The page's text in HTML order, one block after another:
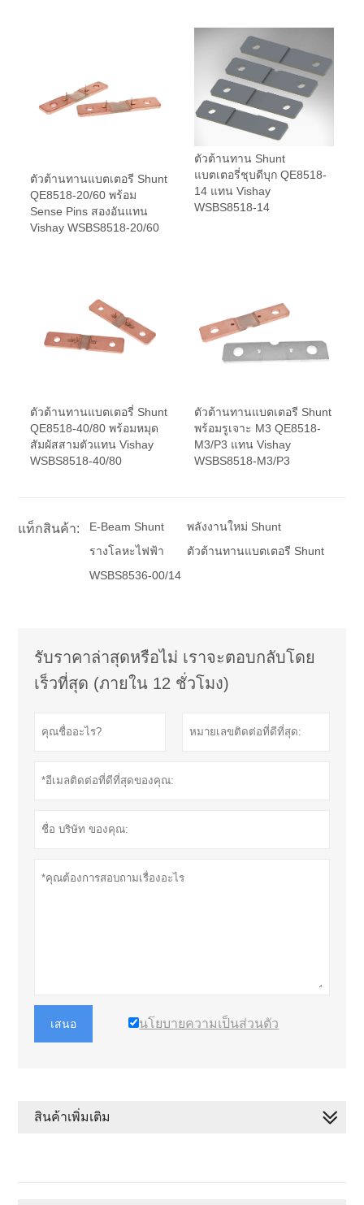
ตัวต้านทานแบตเตอรี Shunt
QE8518-20/60 พร้อม
Sense Pins สองอันแทน
Vishay WSBS8518-20/60
ตัวต้านทาน Shunt
แบตเตอรี่ชุบดีบุก QE8518-
14 แทน Vishay
WSBS8518-14
ตัวต้านทานแบตเตอรี่ Shunt
QE8518-40/80 พร้อมหมุด
สัมผัสสามตัวแทน Vishay
WSBS8518-40/80
ตัวต้านทานแบตเตอรี Shunt
พร้อมรูเจาะ M3 QE8518-
M3/P3 แทน Vishay
WSBS8518-M3/P3
แท็กสินค้า: E-Beam Shunt
พลังงานใหม่ Shunt
รางโลหะไฟฟ้า
ตัวต้านทานแบตเตอรี Shunt
WSBS8536-00/14
รับราคาล่าสุดหรือไม่ เราจะตอบกลับโดย
เร็วที่สุด (ภายใน 12 ชั่วโมง)
เสนอ นโยบายความเป็นส่วนตัว
สินค้าเพิ่มเติม